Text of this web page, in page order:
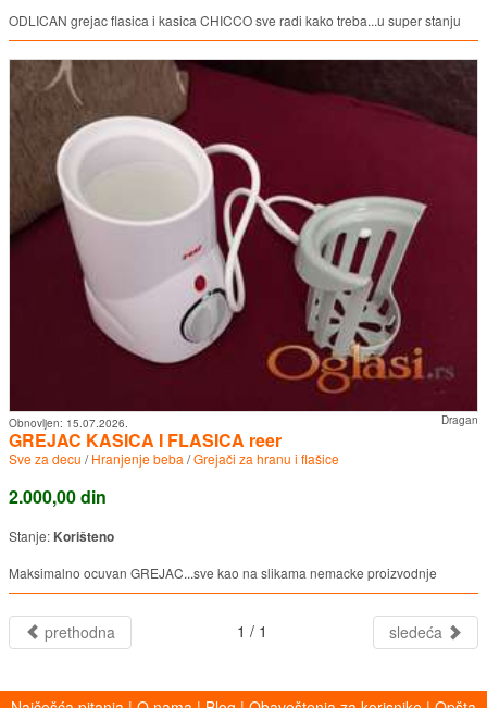
ODLICAN grejac flasica i kasica CHICCO sve radi kako treba...u super stanju
Dragan
Obnovljen: 15.07.2026.
GREJAC KASICA I FLASICA reer
Sve za decu /Hranjenje beba /Grejači za hranu i flašice
2.000,00 din
Stanje: Korišteno
Maksimalno ocuvan GREJAC...sve kao na slikama nemacke proizvodnje
prethodna 1 / 1 sledeća